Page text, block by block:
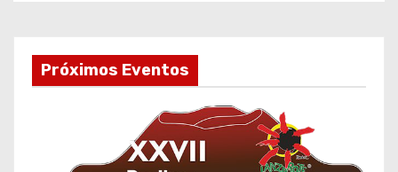
e
g
Próximos Eventos